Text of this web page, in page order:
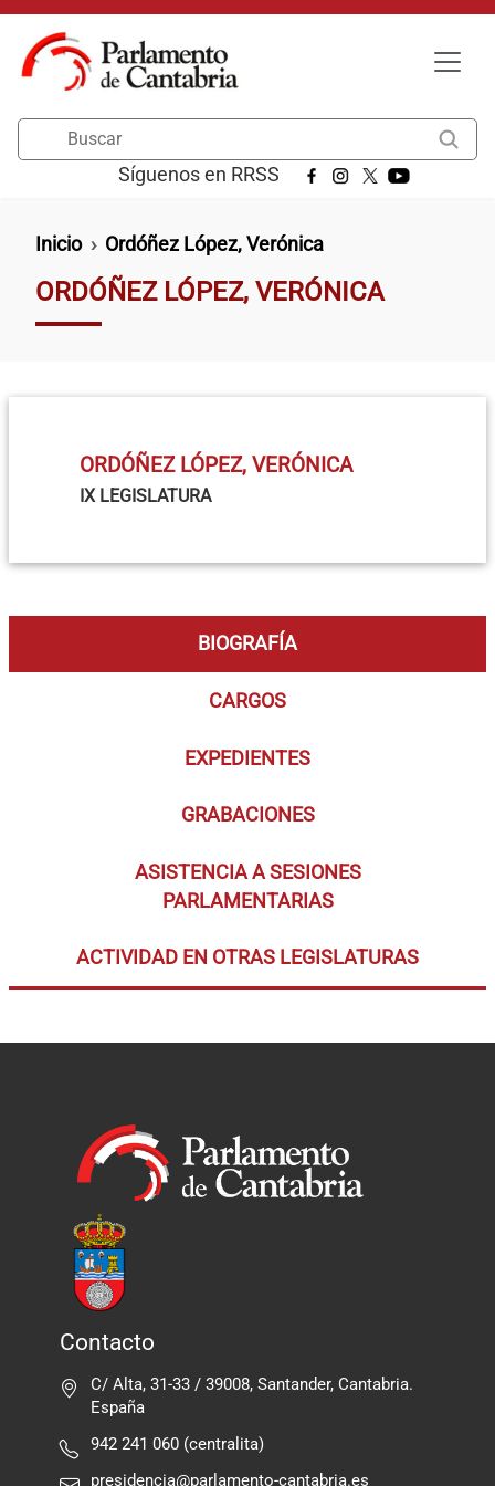
Pasar al contenido principal
Síguenos en RRSS
Ruta de navegación
Inicio Ordóñez López, Verónica
ORDÓÑEZ LÓPEZ, VERÓNICA
ORDÓÑEZ LÓPEZ, VERÓNICA
IX LEGISLATURA
BIOGRAFÍA
CARGOS
EXPEDIENTES
GRABACIONES
ASISTENCIA A SESIONES
PARLAMENTARIAS
ACTIVIDAD EN OTRAS LEGISLATURAS
Contacto
C/ Alta, 31-33 / 39008, Santander, Cantabria.
España
942 241 060 (centralita)
presidencia@parlamento-cantabria.es